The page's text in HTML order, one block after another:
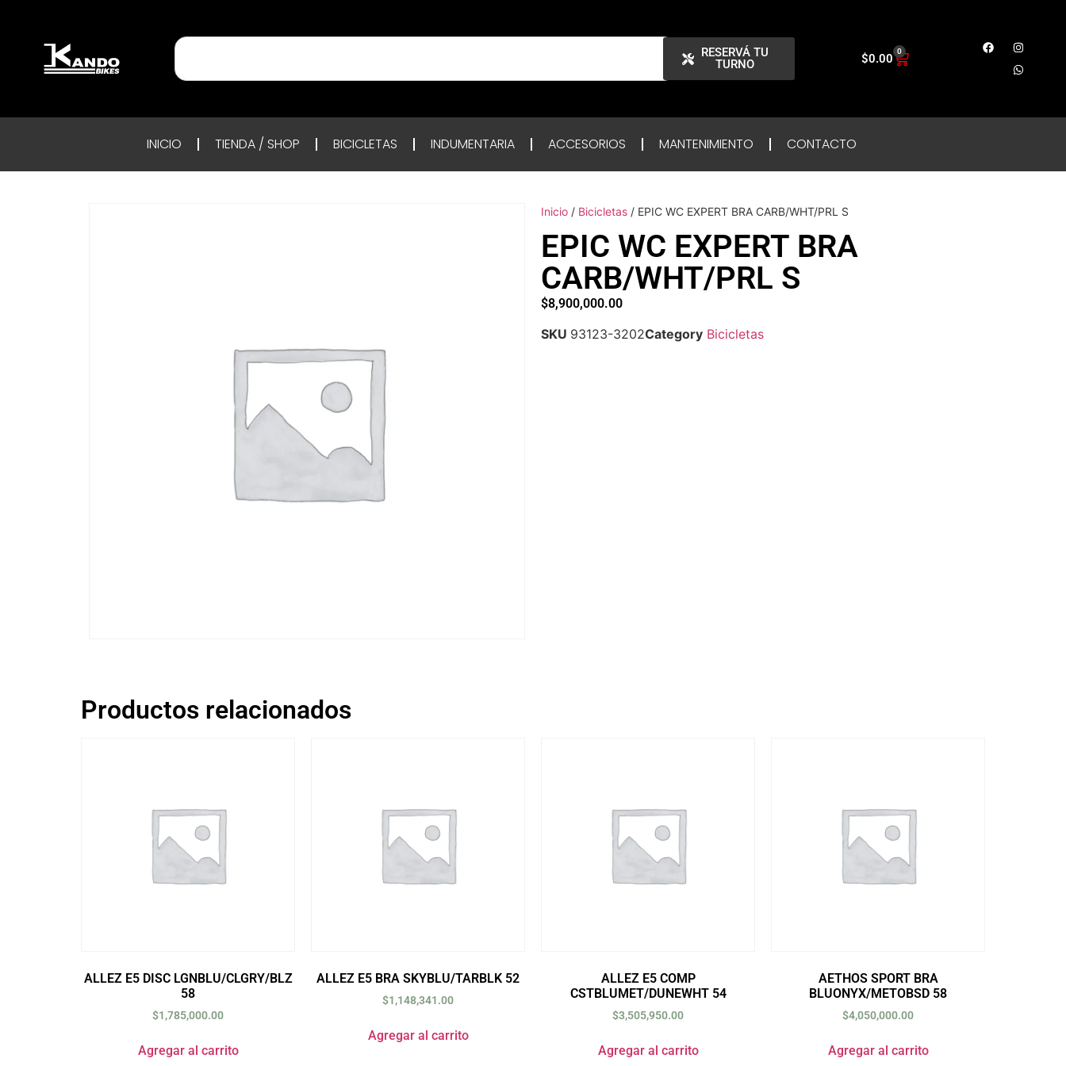
RESERVÁ TU
TURNO
$0.00 0
INICIO TIENDA / SHOP BICICLETAS INDUMENTARIA ACCESORIOS MANTENIMIENTO CONTACTO
Inicio / Bicicletas / EPIC WC EXPERT BRA CARB/WHT/PRL S
EPIC WC EXPERT BRA
CARB/WHT/PRL S
$8,900,000.00
SKU 93123-3202Category Bicicletas
Productos relacionados
ALLEZ E5 DISC LGNBLU/CLGRY/BLZ
58
$1,785,000.00
Agregar al carrito
ALLEZ E5 BRA SKYBLU/TARBLK 52
$1,148,341.00
Agregar al carrito
ALLEZ E5 COMP
CSTBLUMET/DUNEWHT 54
$3,505,950.00
Agregar al carrito
AETHOS SPORT BRA
BLUONYX/METOBSD 58
$4,050,000.00
Agregar al carrito